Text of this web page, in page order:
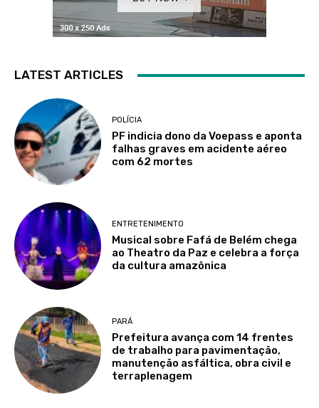
LATEST ARTICLES
POLÍCIA
PF indicia dono da Voepass e aponta
falhas graves em acidente aéreo
com 62 mortes
ENTRETENIMENTO
Musical sobre Fafá de Belém chega
ao Theatro da Paz e celebra a força
da cultura amazônica
PARÁ
Prefeitura avança com 14 frentes
de trabalho para pavimentação,
manutenção asfáltica, obra civil e
terraplenagem